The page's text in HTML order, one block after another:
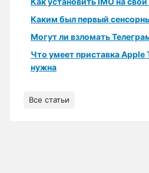
Каким был первый
Могут ли взломать
Что умеет приставка Apple
нужна
Все статьи